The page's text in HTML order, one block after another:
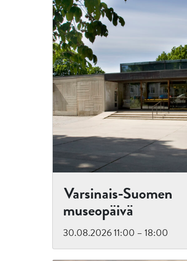
Varsinais-Suomen
museopäivä
30.08.2026 11:00 – 18:00